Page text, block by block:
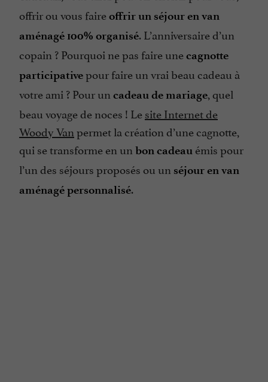
offrir ou vous faireoffrir un séjour en van
aménagé 100% organisé. L’anniversaire d’un
copain ? Pourquoi ne pas faire unecagnotte
participativepour faire un vrai beau cadeau à
votre ami ? Pour un cadeau de mariage , quel
beau voyage de noces ! Lesite Internet de
Woody Van permet la création d’une cagnotte,
qui se transforme en un bon cadeau émis pour
l’un des séjours proposés ou un séjour en van
aménagé personnalisé.